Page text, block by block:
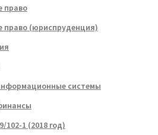
право
право (юриспруденция)
системы
102-1 (2018 год)